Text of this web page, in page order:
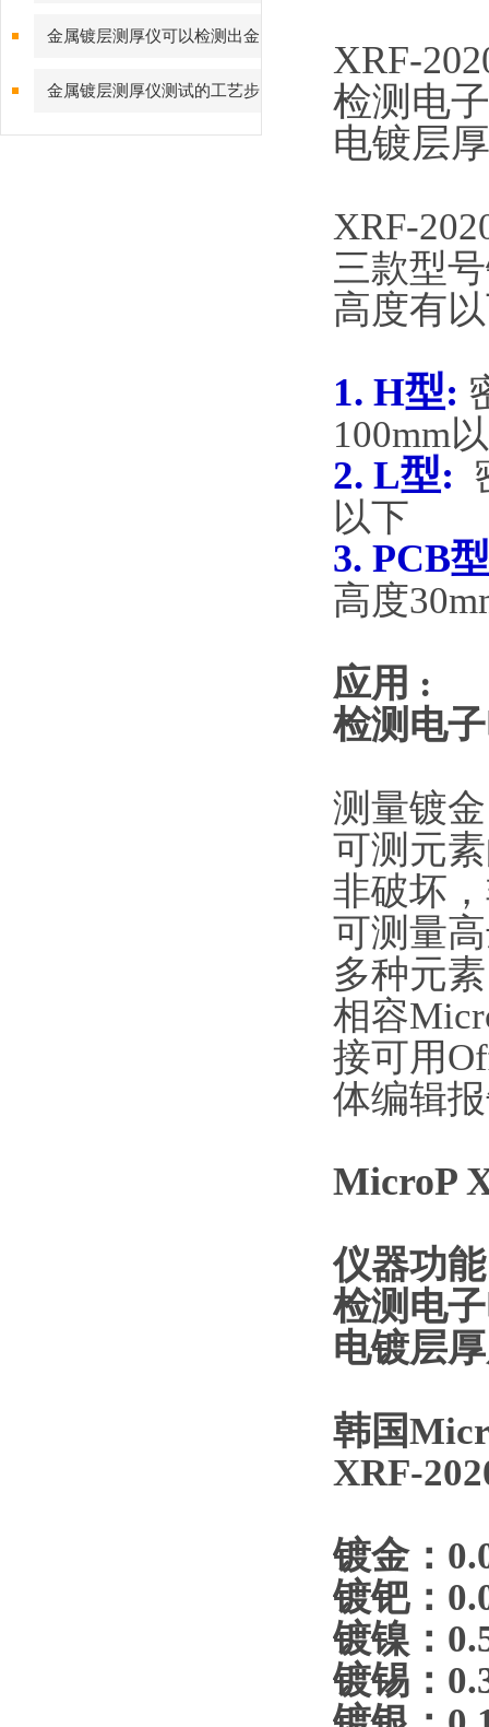
速而准确地了解金属表面的厚度
金属镀层测厚仪可以检测出金
属表面的涂层厚度、薄弱部位和
金属镀层测厚仪测试的工艺步
骤是怎样的
XRF-
检测电
电镀层
XRF-
三款型
高度有
1. H型:
100mm
2. L型:
以下
3. PCB型
高度
应用 :
检测电
测量镀
可测元
非破坏
可测量
多种元
相容
接可用
体编辑
MicroP
仪器功
检测电
电镀层
韩国
XRF-
镀金：0.
镀钯：
镀镍：
镀锡：